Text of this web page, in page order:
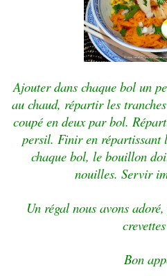
Ajouter dans chaque bol un
au chaud, répartir les
coupé en deux par bol.
persil. Finir en répartissant
chaque bol, le bouillon
nouilles. Servir
Un régal nous avons
crevettes
Bon